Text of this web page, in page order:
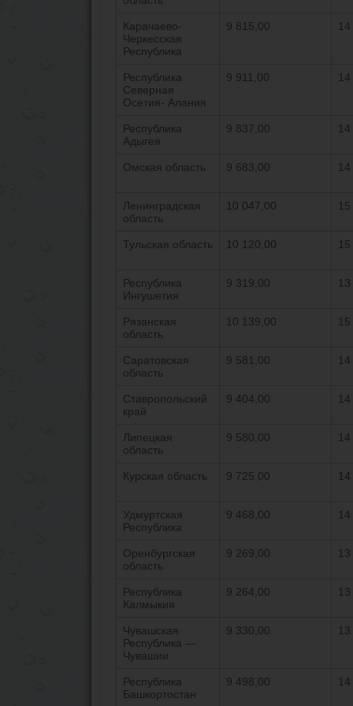
Карачаево-
Черкесская
Республика
9 815,00
Республика
Северная
Осетия- Алания
9 911,00
Республика
Адыгея
9 837,00
Омская область 9 683,00
Ленинградская
область
10 047,00
Тульская область 10 120,00
Республика
Ингушетия
9 319,00
Рязанская
область
10 139,00
Саратовская
область
9 581,00
Ставропольский
край
9 404,00
Липецкая
область
9 580,00
Курская область 9 725,00
Удмуртская
Республика
9 468,00
Оренбургская
область
9 269,00
Республика
Калмыкия
9 264,00
Чувашская
Республика —
Чувашии
9 330,00
Республика
Башкортостан
9 498,00